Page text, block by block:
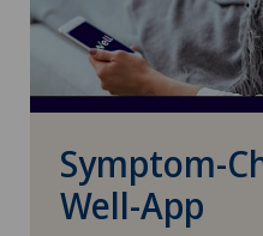
Symptom-
Well-App